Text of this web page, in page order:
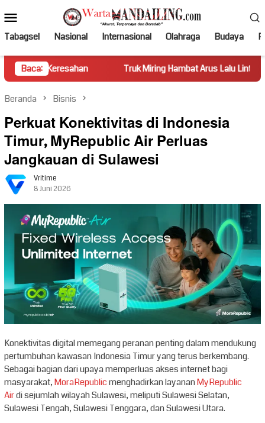
ke
kontenMobile
Tabagsel Nasional Internasional Olahraga Budaya
Baca: Truk Miring Hambat Arus Lalu Lintas di Jalan
Beranda Bisnis
Perkuat Konektivitas di Indonesia
Timur, MyRepublic Air Perluas
Jangkauan di Sulawesi
Vritime
8 Juni 2026
Konektivitas digital memegang peranan penting dalam mendukung
pertumbuhan kawasan Indonesia Timur yang terus berkembang.
Sebagai bagian dari upaya memperluas akses internet bagi
masyarakat,MoraRepublicmenghadirkan layananMyRepublic
Airdi sejumlah wilayah Sulawesi, meliputi Sulawesi Selatan,
Sulawesi Tengah, Sulawesi Tenggara, dan Sulawesi Utara.